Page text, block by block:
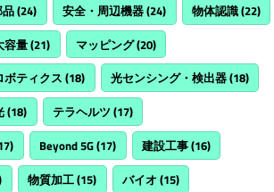
(24) 安全・周辺機器(24) 物体認識(22)
容量(21) マッピング(20)
ボティクス (18) 光センシング・検出器(18)
(18) テラヘルツ (17)
Beyond 5G(17) 建設工事(16)
物質加工(15) バイオ (15)